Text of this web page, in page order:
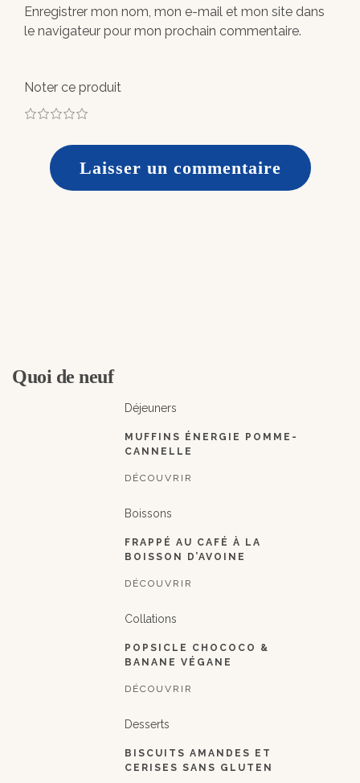
Enregistrer mon nom, mon e-mail et mon site dans
le navigateur pour mon prochain commentaire.
Noter ce produit
5
4
3
2
Quoi de neuf
Déjeuners
MUFFINS ÉNERGIE POMME-
CANNELLE
DÉCOUVRIR
Boissons
FRAPPÉ AU CAFÉ À LA
BOISSON D’AVOINE
DÉCOUVRIR
Collations
POPSICLE CHOCOCO &
BANANE VÉGANE
DÉCOUVRIR
Desserts
BISCUITS AMANDES ET
CERISES SANS GLUTEN